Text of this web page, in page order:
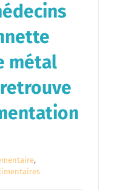
métal
,